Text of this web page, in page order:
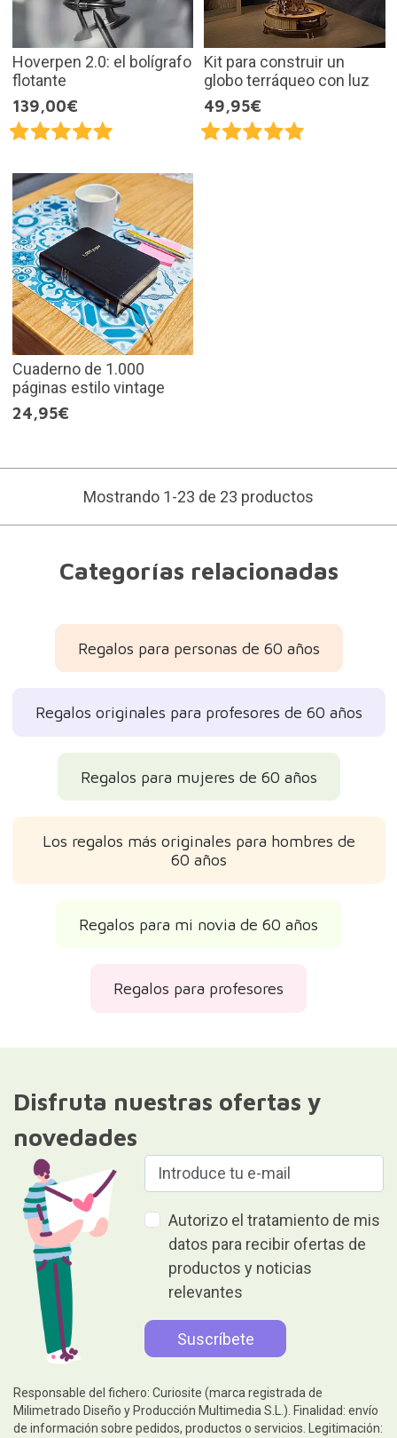
Hoverpen 2.0: el bolígrafo
flotante
139,00€
Kit para construir un
globo terráqueo con luz
49,95€
Cuaderno de 1.000
páginas estilo vintage
24,95€
Mostrando 1-23 de 23 productos
Categorías relacionadas
Regalos para personas de 60 años
Regalos originales para profesores de 60 años
Regalos para mujeres de 60 años
Los regalos más originales para hombres de
60 años
Regalos para mi novia de 60 años
Regalos para profesores
Disfruta nuestras ofertas y
novedades
Autorizo el tratamiento de mis
datos para recibir ofertas de
productos y noticias
relevantes
Responsable del fichero: Curiosite (marca registrada de
Milimetrado Diseño y Producción Multimedia S.L.). Finalidad: envío
de información sobre pedidos, productos o servicios. Legitimación: